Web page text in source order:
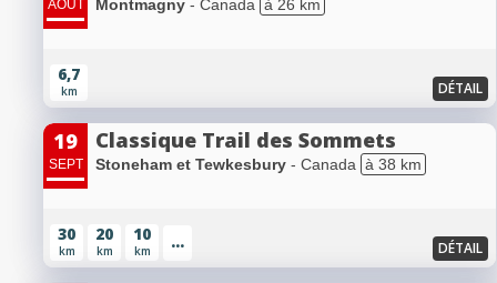
AOÛT Montmagny - Canada à 26 km
6,7
km DÉTAIL
19
SEPT
Classique Trail des Sommets
Stoneham et Tewkesbury - Canada à 38 km
30
km
20
km
10
km ... DÉTAIL